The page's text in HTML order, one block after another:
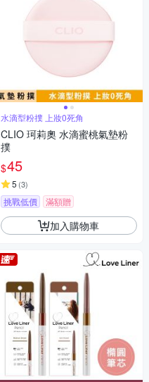
水滴型粉撲 上妝0死角
CLIO 珂莉奧 水滴蜜桃氣墊粉
撲
$45
5 (3)
挑戰低價 滿額贈
加入購物車